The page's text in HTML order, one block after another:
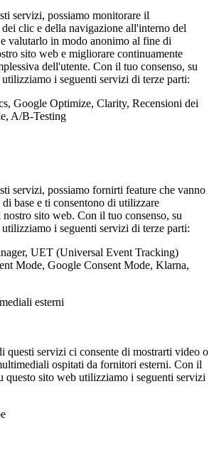
servizi, possiamo monitorare il
clic e della navigazione all'interno del
valutarlo in modo anonimo al fine di
sito web e migliorare continuamente
dell'utente. Con il tuo consenso, su
i seguenti servizi di terze parti:
Google Optimize, Clarity, Recensioni dei
A/B-Testing
servizi, possiamo fornirti feature che vanno
base e ti consentono di utilizzare
sito web. Con il tuo consenso, su
i seguenti servizi di terze parti:
UET (Universal Event Tracking)
Mode, Google Consent Mode, Klarna,
esterni
questi servizi ci consente di mostrarti video o
ospitati da fornitori esterni. Con il
questo sito web utilizziamo i seguenti servizi